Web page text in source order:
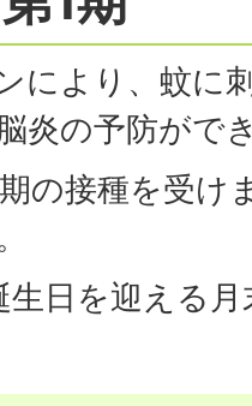
により、蚊に
炎の予防がで
の接種を受け
日を迎える